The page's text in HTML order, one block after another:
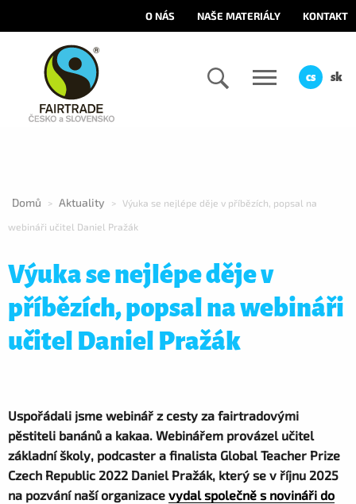
O NÁS NAŠE MATERIÁLY KONTAKT
cs sk
Domů > Aktuality > Výuka se nejlépe děje v příbězích, popsal na
webináři učitel Daniel Pražák
Výuka se nejlépe děje v
příbězích, popsal na webináři
učitel Daniel Pražák
Uspořádali jsme webinář z cesty za fairtradovými
pěstiteli banánů a kakaa. Webinářem provázel učitel
základní školy, podcaster a finalista Global Teacher Prize
Czech Republic 2022 Daniel Pražák, který se v říjnu 2025
na pozvání naší organizace vydal společně s novináři do